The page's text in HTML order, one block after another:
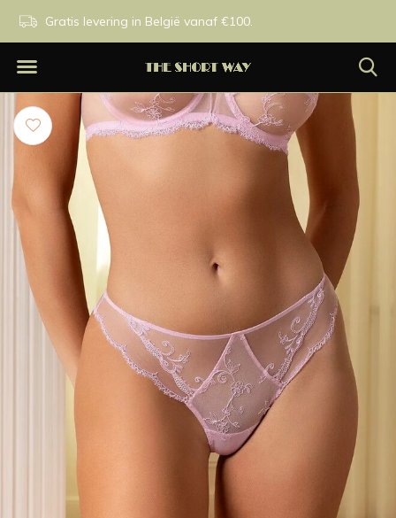
Gratis levering in België vanaf €100.